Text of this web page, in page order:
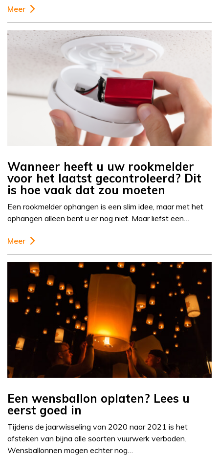
Meer
Wanneer heeft u uw rookmelder
voor het laatst gecontroleerd? Dit
is hoe vaak dat zou moeten
Een rookmelder ophangen is een slim idee, maar met het
ophangen alleen bent u er nog niet. Maar liefst een…
Meer
Een wensballon oplaten? Lees u
eerst goed in
Tijdens de jaarwisseling van 2020 naar 2021 is het
afsteken van bijna alle soorten vuurwerk verboden.
Wensballonnen mogen echter nog…